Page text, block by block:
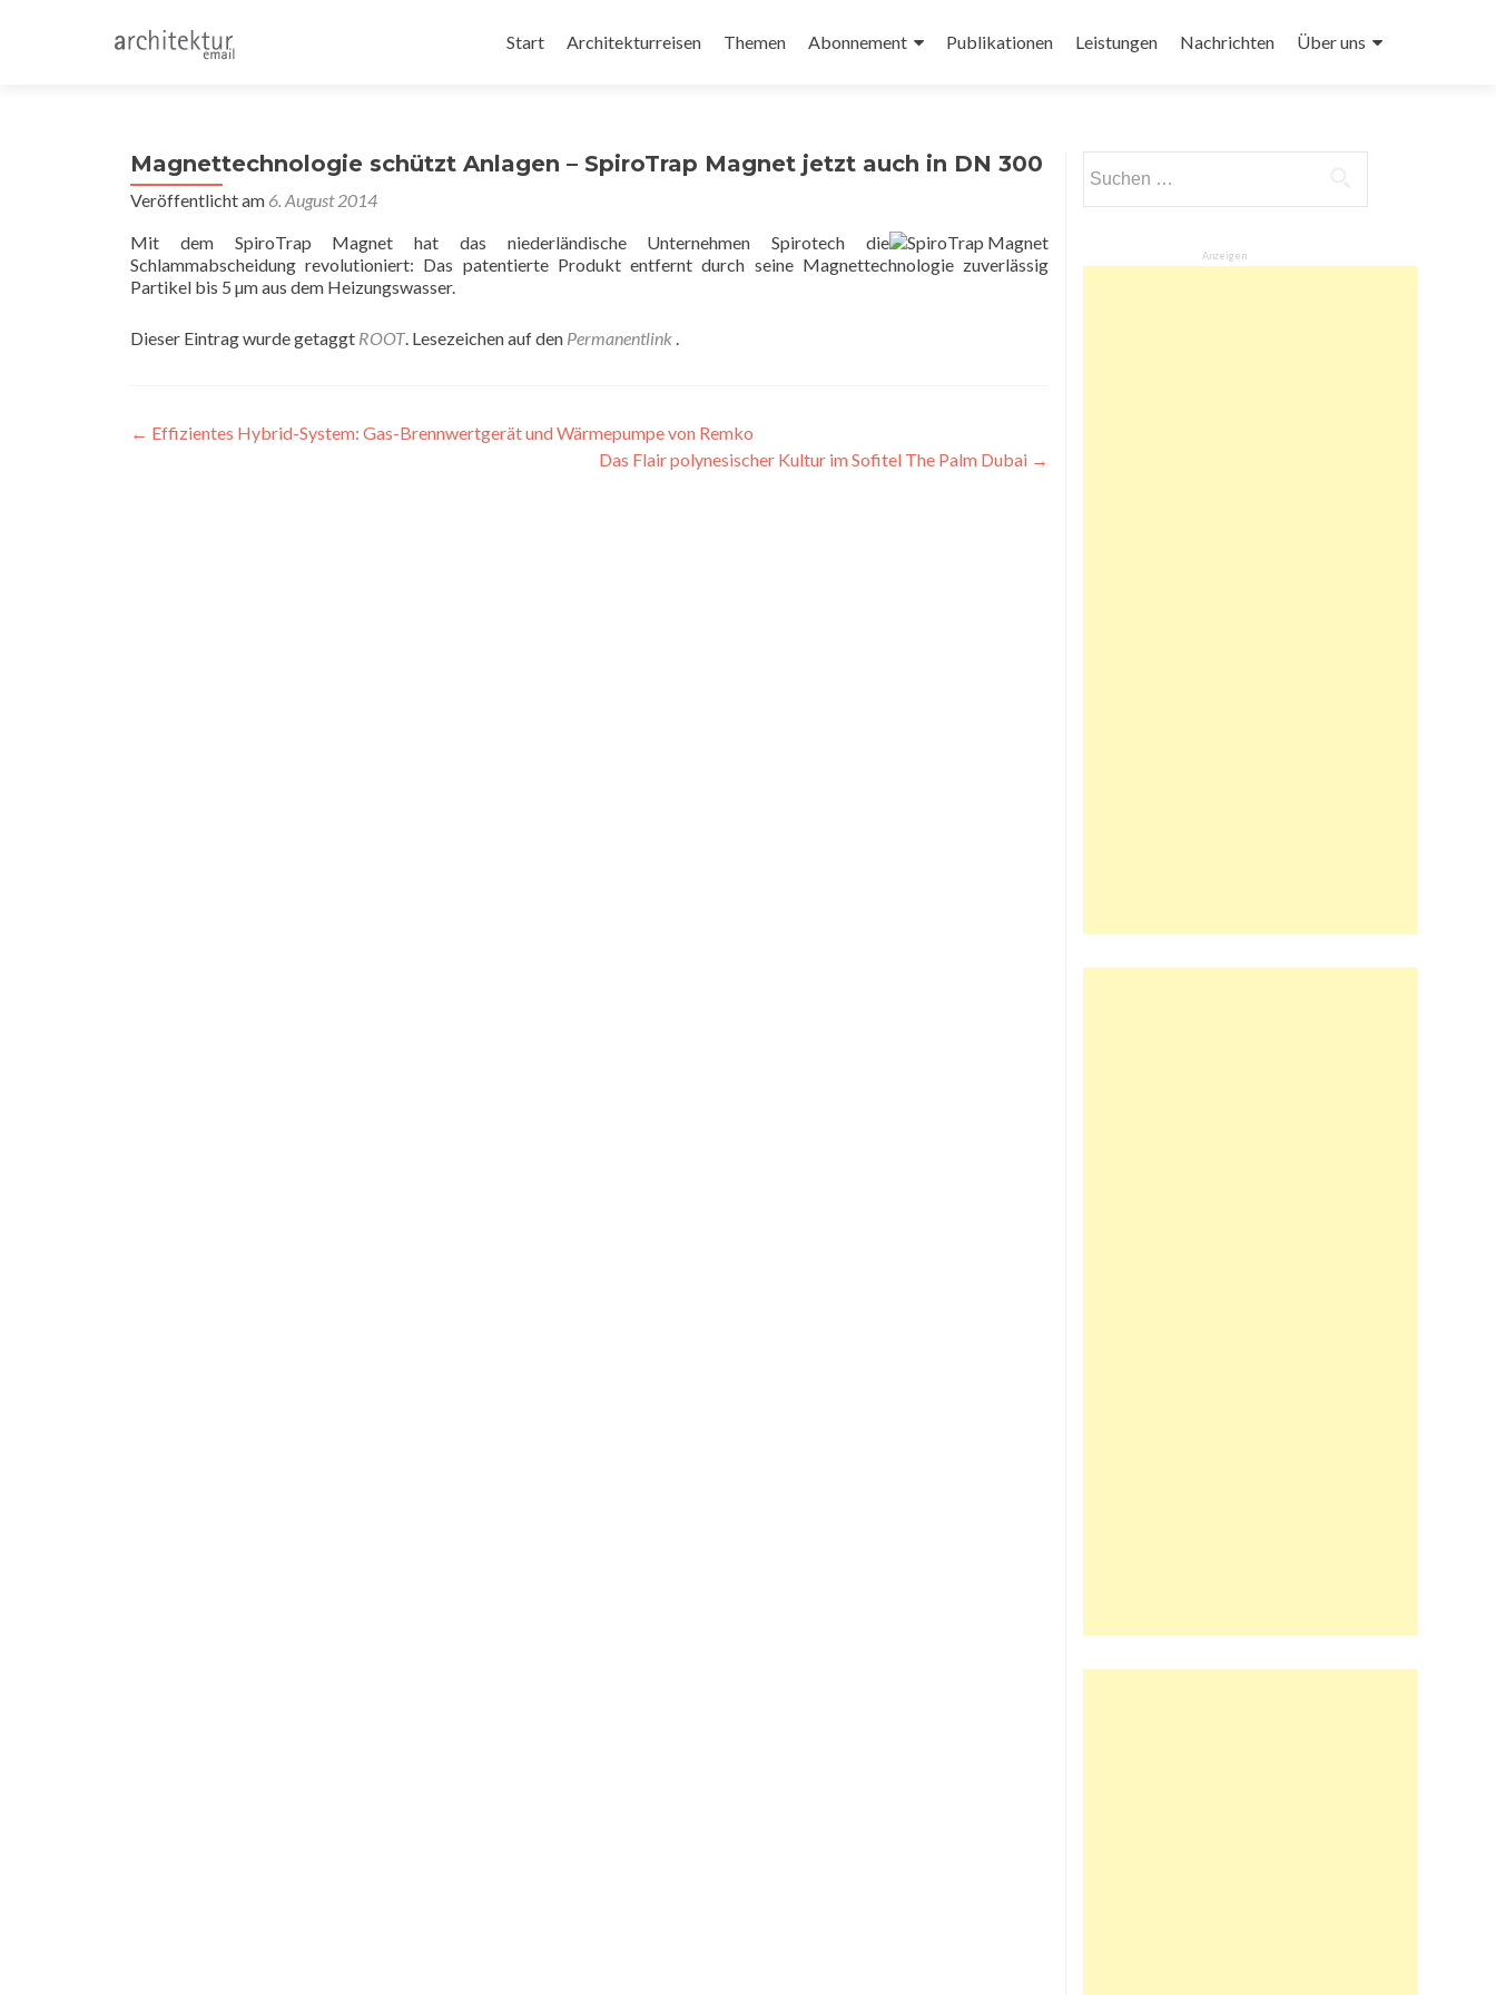
Inhalt
Start Architekturreisen Themen Abonnement Publikationen Leistungen Nachrichten Über uns
Magnettechnologie schützt Anlagen – SpiroTrap Magnet jetzt auch in DN 300
Veröffentlicht am 6. August 2014
Mit dem SpiroTrap Magnet hat das niederländische Unternehmen Spirotech die
Schlammabscheidung revolutioniert: Das patentierte Produkt entfernt durch seine Magnettechnologie zuverlässig
Partikel bis 5 µm aus dem Heizungswasser.
Dieser Eintrag wurde getaggt ROOT. Lesezeichen auf den Permanentlink .
Beitragsnavigation
← Effizientes Hybrid-System: Gas-Brennwertgerät und Wärmepumpe von Remko
Das Flair polynesischer Kultur im Sofitel The Palm Dubai →
nach:
Anzeigen